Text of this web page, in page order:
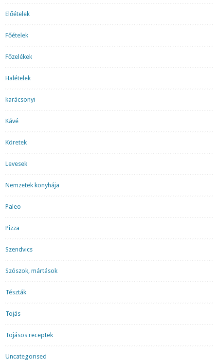
Előételek
Főételek
Főzelékek
Halételek
karácsonyi
Kávé
Köretek
Levesek
Nemzetek konyhája
Paleo
Pizza
Szendvics
Szószok, mártások
Tészták
Tojás
Tojásos receptek
Uncategorised